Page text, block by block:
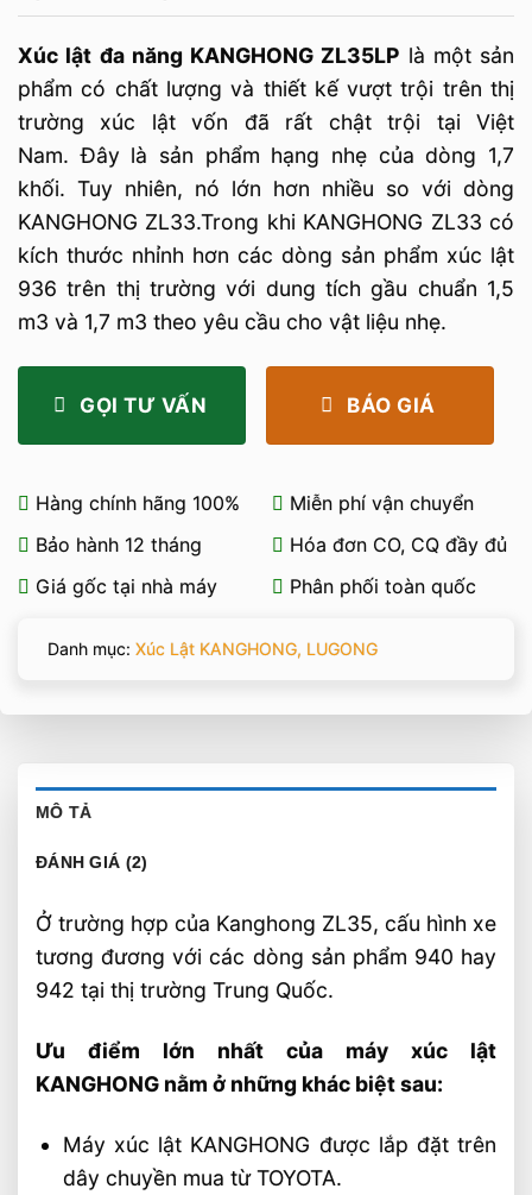
Xúc lật đa năng KANGHONG ZL35LP là một sản
phẩm có chất lượng và thiết kế vượt trội trên thị
trường xúc lật vốn đã rất chật trội tại Việt
Nam. Đây là sản phẩm hạng nhẹ của dòng 1,7
khối. Tuy nhiên, nó lớn hơn nhiều so với dòng
KANGHONG ZL33.Trong khi KANGHONG ZL33 có
kích thước nhỉnh hơn các dòng sản phẩm xúc lật
936 trên thị trường với dung tích gầu chuẩn 1,5
m3 và 1,7 m3 theo yêu cầu cho vật liệu nhẹ.
GỌI TƯ VẤN BÁO GIÁ
Hàng chính hãng 100%
Miễn phí vận chuyển
Bảo hành 12 tháng
Hóa đơn CO, CQ đầy đủ
Giá gốc tại nhà máy
Phân phối toàn quốc
Danh mục: Xúc Lật KANGHONG, LUGONG
MÔ TẢ
ĐÁNH GIÁ (2)
Ở trường hợp của Kanghong ZL35, cấu hình xe
tương đương với các dòng sản phẩm 940 hay
942 tại thị trường Trung Quốc.
Ưu điểm lớn nhất của máy xúc lật
KANGHONG nằm ở những khác biệt sau:
Máy xúc lật KANGHONG được lắp đặt trên
dây chuyền mua từ TOYOTA.